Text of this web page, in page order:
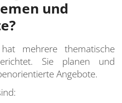
und
mehrere thematische
Sie planen und
Angebote.